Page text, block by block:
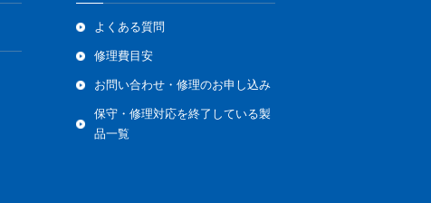
よくある質問
修理費目安
お問い合わせ・修理のお申し込み
保守・修理対応を終了している製
品一覧